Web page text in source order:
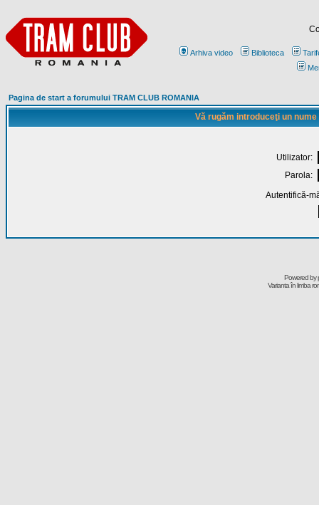
Arhiva video Biblioteca
Pagina de start a forumului TRAM CLUB ROMANIA
Vă rugăm introduceţi un
Utilizator:
Parola:
Autentifică-
Powered by
Varianta în limba